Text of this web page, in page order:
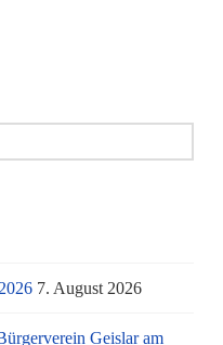
7. August 2026
Geislar am